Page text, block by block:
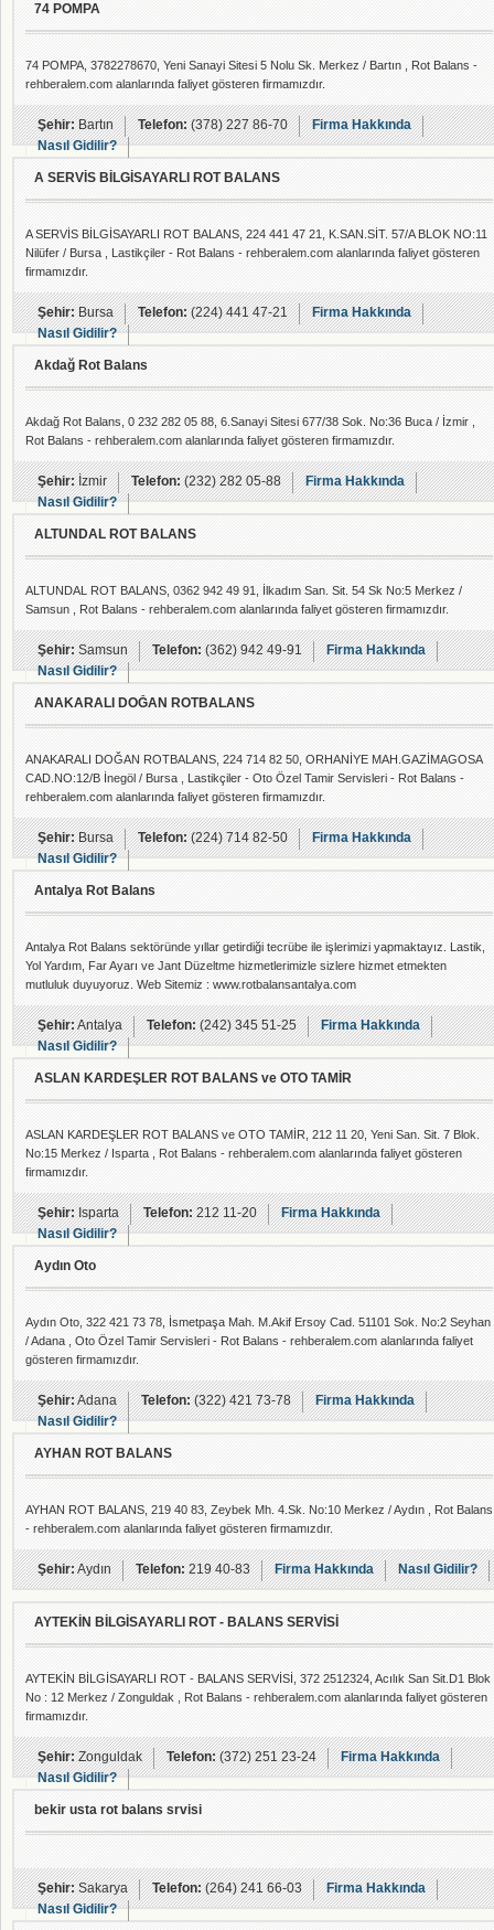
hedefleri şunlardır: Yuvarlanma
azaltmak. Bu sayede doğaya zarar
veren diğer unsurların etkisini
düşürmek; Lastiklerin yaşam
eğrisini uzatarak kullanım
ömürlerinin sonun
74 POMPA
74 POMPA, 3782278670, Yeni Sanayi Sitesi 5 Nolu Sk. Merkez / Bartın , Rot Balans -
rehberalem.com alanlarında faliyet gösteren firmamızdır.
Şehir:Bartın Telefon:(378) 227 86-70
Firma Hakkında
Nasıl Gidilir?
A SERVİS BİLGİSAYARLI ROT BALANS
A SERVİS BİLGİSAYARLI ROT BALANS, 224 441 47 21, K.SAN.SİT. 57/A BLOK NO:11
Nilüfer / Bursa , Lastikçiler - Rot Balans - rehberalem.com alanlarında faliyet gösteren
firmamızdır.
Şehir:Bursa Telefon:(224) 441 47-21
Firma Hakkında
Nasıl Gidilir?
Akdağ Rot Balans
Akdağ Rot Balans, 0 232 282 05 88, 6.Sanayi Sitesi 677/38 Sok. No:36 Buca / İzmir ,
Rot Balans - rehberalem.com alanlarında faliyet gösteren firmamızdır.
Şehir:İzmir Telefon:(232) 282 05-88
Firma Hakkında
Nasıl Gidilir?
ALTUNDAL ROT BALANS
ALTUNDAL ROT BALANS, 0362 942 49 91, İlkadım San. Sit. 54 Sk No:5 Merkez /
Samsun , Rot Balans - rehberalem.com alanlarında faliyet gösteren firmamızdır.
Şehir:Samsun Telefon:(362) 942 49-91
Firma Hakkında
Nasıl Gidilir?
ANAKARALI DOĞAN ROTBALANS
ANAKARALI DOĞAN ROTBALANS, 224 714 82 50, ORHANİYE MAH.GAZİMAGOSA
CAD.NO:12/B İnegöl / Bursa , Lastikçiler - Oto Özel Tamir Servisleri - Rot Balans -
rehberalem.com alanlarında faliyet gösteren firmamızdır.
Şehir:Bursa Telefon:(224) 714 82-50
Firma Hakkında
Nasıl Gidilir?
Antalya Rot Balans
Antalya Rot Balans sektöründe yıllar getirdiği tecrübe ile işlerimizi yapmaktayız. Lastik,
Yol Yardım, Far Ayarı ve Jant Düzeltme hizmetlerimizle sizlere hizmet etmekten
mutluluk duyuyoruz. Web Sitemiz : www.rotbalansantalya.com
Şehir:Antalya Telefon:(242) 345 51-25
Firma Hakkında
Nasıl Gidilir?
ASLAN KARDEŞLER ROT BALANS ve OTO TAMİR
ASLAN KARDEŞLER ROT BALANS ve OTO TAMİR, 212 11 20, Yeni San. Sit. 7 Blok.
No:15 Merkez / Isparta , Rot Balans - rehberalem.com alanlarında faliyet gösteren
firmamızdır.
Şehir:Isparta Telefon:212 11-20
Firma Hakkında
Nasıl Gidilir?
Aydın Oto
Aydın Oto, 322 421 73 78, İsmetpaşa Mah. M.Akif Ersoy Cad. 51101 Sok. No:2 Seyhan
/ Adana , Oto Özel Tamir Servisleri - Rot Balans - rehberalem.com alanlarında faliyet
gösteren firmamızdır.
Şehir:Adana Telefon:(322) 421 73-78
Firma Hakkında
Nasıl Gidilir?
AYHAN ROT BALANS
AYHAN ROT BALANS, 219 40 83, Zeybek Mh. 4.Sk. No:10 Merkez / Aydın , Rot Balans
- rehberalem.com alanlarında faliyet gösteren firmamızdır.
Şehir:Aydın Telefon:219 40-83 Firma Hakkında Nasıl Gidilir?
AYTEKİN BİLGİSAYARLI ROT - BALANS SERVİSİ
AYTEKİN BİLGİSAYARLI ROT - BALANS SERVİSİ, 372 2512324, Acılık San Sit.D1 Blok
No : 12 Merkez / Zonguldak , Rot Balans - rehberalem.com alanlarında faliyet gösteren
firmamızdır.
Şehir:Zonguldak Telefon:(372) 251 23-24
Firma Hakkında
Nasıl Gidilir?
bekir usta rot balans srvisi
Şehir:Sakarya Telefon:(264) 241 66-03
Firma Hakkında
Nasıl Gidilir?